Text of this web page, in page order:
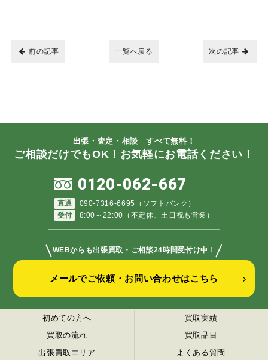
次の記事
一覧へ戻る
前の記事
出張・査定・相談 すべて無料！
ご相談だけでもOK！お気軽にお電話ください！
0120-062-667
直通
090-7316-6695（ソフトバンク）
受付
8:00～22:00（不定休、土日祝も営業）
＼WEBからも出張買取・ご相談24時間受付け中！ ／
メールでご依頼・お問い合わせはこちら
初めての方へ
買取実績
買取の流れ
買取品目
出張買取エリア
よくある質問